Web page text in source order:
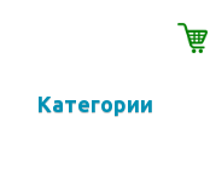
Категории